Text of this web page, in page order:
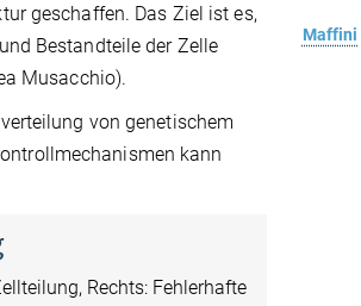
geschaffen. Das Ziel ist es,
Bestandteile der Zelle
Musacchio).
von genetischem
kann
Rechts: Fehlerhafte
Maffini